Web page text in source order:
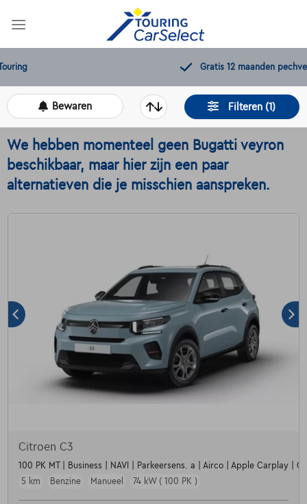
Gratis 12 maanden pechverhelping
Filteren (1)
Bewaren
We hebben momenteel geen Bugatti veyron
beschikbaar, maar hier zijn een paar
alternatieven die je misschien aanspreken.
Citroen C3
100 PK MT | Business | NAVI | Parkeersens. a | Airco | Apple Carplay |
5 km
Benzine Manueel 74 kW ( 100 PK )